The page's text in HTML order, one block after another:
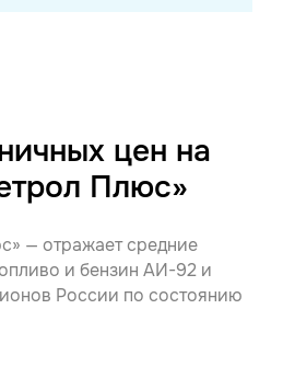
цен на
Плюс»
— отражает средние
и бензин АИ-92 и
России по состоянию